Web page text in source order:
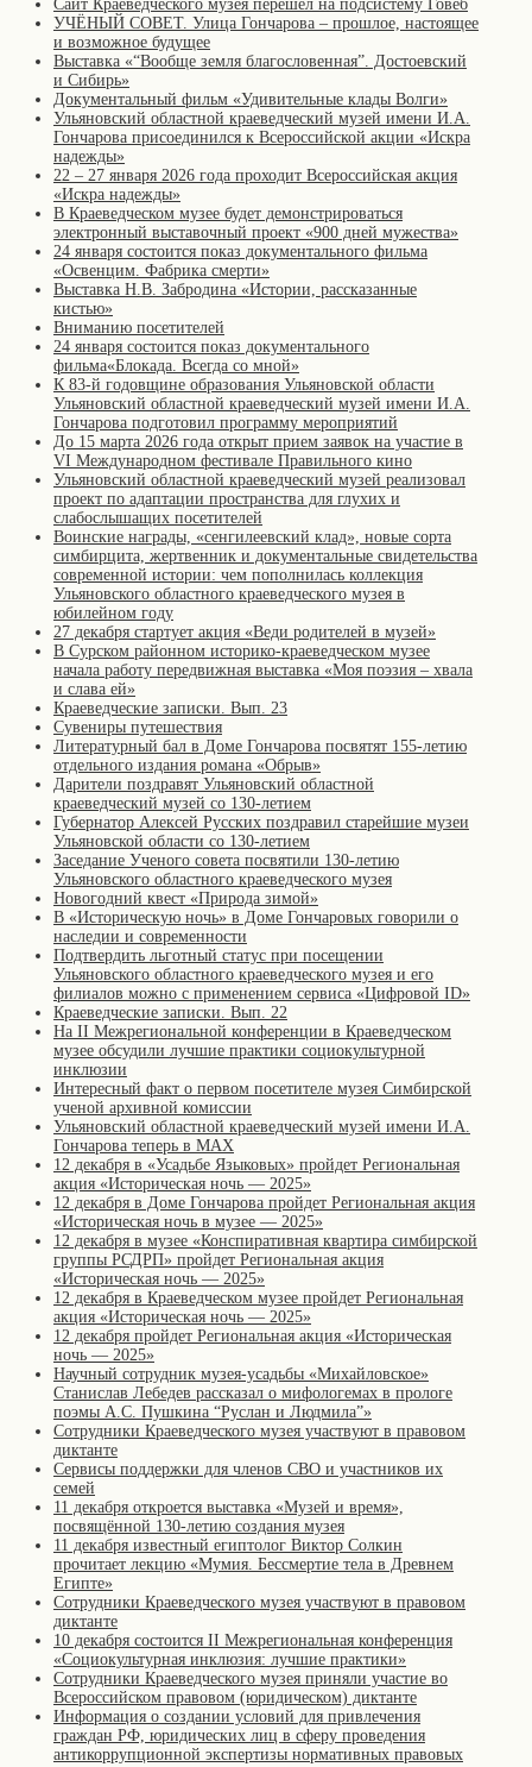
Сайт Краеведческого музея перешел на подсистему Говеб
УЧЁНЫЙ СОВЕТ. Улица Гончарова – прошлое, настоящее
и возможное будущее
Выставка «“Вообще земля благословенная”. Достоевский
и Сибирь»
Документальный фильм «Удивительные клады Волги»
Ульяновский областной краеведческий музей имени И.А.
Гончарова присоединился к Всероссийской акции «Искра
надежды»
22 – 27 января 2026 года проходит Всероссийская акция
«Искра надежды»
В Краеведческом музее будет демонстрироваться
электронный выставочный проект «900 дней мужества»
24 января состоится показ документального фильма
«Освенцим. Фабрика смерти»
Выставка Н.В. Забродина «Истории, рассказанные
кистью»
Вниманию посетителей
24 января состоится показ документального
фильма«Блокада. Всегда со мной»
К 83-й годовщине образования Ульяновской области
Ульяновский областной краеведческий музей имени И.А.
Гончарова подготовил программу мероприятий
До 15 марта 2026 года открыт прием заявок на участие в
VI Международном фестивале Правильного кино
Ульяновский областной краеведческий музей реализовал
проект по адаптации пространства для глухих и
слабослышащих посетителей
Воинские награды, «сенгилеевский клад», новые сорта
симбирцита, жертвенник и документальные свидетельства
современной истории: чем пополнилась коллекция
Ульяновского областного краеведческого музея в
юбилейном году
27 декабря стартует акция «Веди родителей в музей»
В Сурском районном историко-краеведческом музее
начала работу передвижная выставка «Моя поэзия – хвала
и слава ей»
Краеведческие записки. Вып. 23
Сувениры путешествия
Литературный бал в Доме Гончарова посвятят 155-летию
отдельного издания романа «Обрыв»
Дарители поздравят Ульяновский областной
краеведческий музей со 130-летием
Губернатор Алексей Русских поздравил старейшие музеи
Ульяновской области со 130-летием
Заседание Ученого совета посвятили 130-летию
Ульяновского областного краеведческого музея
Новогодний квест «Природа зимой»
В «Историческую ночь» в Доме Гончаровых говорили о
наследии и современности
Подтвердить льготный статус при посещении
Ульяновского областного краеведческого музея и его
филиалов можно с применением сервиса «Цифровой ID»
Краеведческие записки. Вып. 22
На II Межрегиональной конференции в Краеведческом
музее обсудили лучшие практики социокультурной
инклюзии
Интересный факт о первом посетителе музея Симбирской
ученой архивной комиссии
Ульяновский областной краеведческий музей имени И.А.
Гончарова теперь в MAX
12 декабря в «Усадьбе Языковых» пройдет Региональная
акция «Историческая ночь — 2025»
12 декабря в Доме Гончарова пройдет Региональная акция
«Историческая ночь в музее — 2025»
12 декабря в музее «Конспиративная квартира симбирской
группы РСДРП» пройдет Региональная акция
«Историческая ночь — 2025»
12 декабря в Краеведческом музее пройдет Региональная
акция «Историческая ночь — 2025»
12 декабря пройдет Региональная акция «Историческая
ночь — 2025»
Научный сотрудник музея-усадьбы «Михайловское»
Станислав Лебедев рассказал о мифологемах в прологе
поэмы А.С. Пушкина “Руслан и Людмила”»
Сотрудники Краеведческого музея участвуют в правовом
диктанте
Сервисы поддержки для членов СВО и участников их
семей
11 декабря откроется выставка «Музей и время»,
посвящённой 130-летию создания музея
11 декабря известный египтолог Виктор Солкин
прочитает лекцию «Мумия. Бессмертие тела в Древнем
Египте»
Сотрудники Краеведческого музея участвуют в правовом
диктанте
10 декабря состоится II Межрегиональная конференция
«Cоциокультурная инклюзия: лучшие практики»
Сотрудники Краеведческого музея приняли участие во
Всероссийском правовом (юридическом) диктанте
Информация о создании условий для привлечения
граждан РФ, юридических лиц в сферу проведения
антикоррупционной экспертизы нормативных правовых